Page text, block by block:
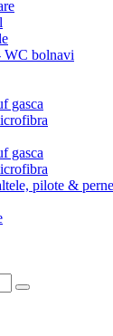
WC bolnavi
gasca
gasca
pilote & perne